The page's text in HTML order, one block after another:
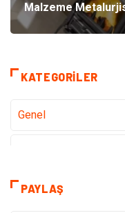
Malzeme
KATEGORILER
Genel
Dekorasyon
PAYLAŞ